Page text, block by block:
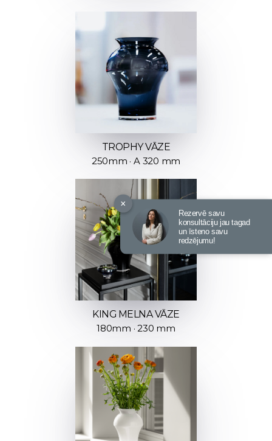
TROPHY VĀZE
250mm · A 320 mm
KING MELNA VĀZE
180mm · 230 mm
×
Rezervē savu
konsultāciju jau tagad
un īsteno savu
redzējumu!